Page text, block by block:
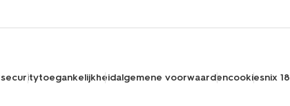
securitytoegankelijkheidalgemene voorwaardencookiesnix 18